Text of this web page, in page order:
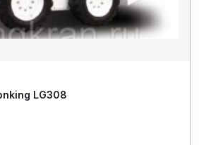
LG308